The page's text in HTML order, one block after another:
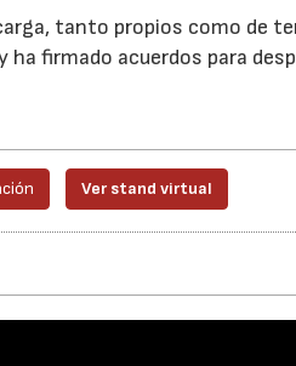
tanto propios como de
firmado acuerdos para
Ver stand virtual